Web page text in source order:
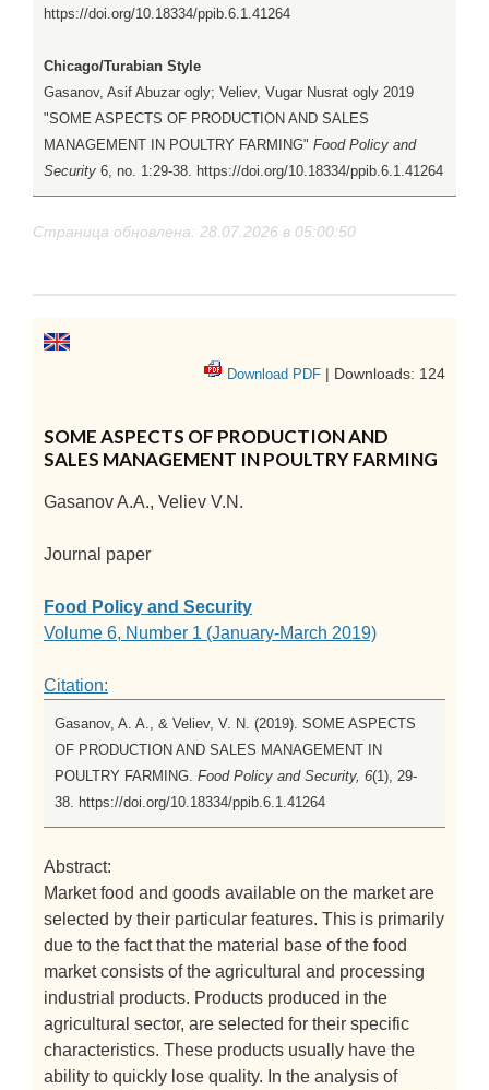
https://doi.org/10.18334/ppib.6.1.41264
Chicago/Turabian Style
Gasanov, Asif Abuzar ogly; Veliev, Vugar Nusrat ogly 2019
"SOME ASPECTS OF PRODUCTION AND SALES
MANAGEMENT IN POULTRY FARMING" Food Policy and
Security 6, no. 1:29-38. https://doi.org/10.18334/ppib.6.1.41264
Страница обновлена: 28.07.2026 в 05:00:50
Download PDF | Downloads: 124
SOME ASPECTS OF PRODUCTION AND
SALES MANAGEMENT IN POULTRY FARMING
Gasanov A.A., Veliev V.N.
Journal paper
Food Policy and Security
Volume 6, Number 1 (January-March 2019)
Citation:
Gasanov, A. A., & Veliev, V. N. (2019). SOME ASPECTS
OF PRODUCTION AND SALES MANAGEMENT IN
POULTRY FARMING. Food Policy and Security, 6(1), 29-
38. https://doi.org/10.18334/ppib.6.1.41264
Abstract:
Market food and goods available on the market are
selected by their particular features. This is primarily
due to the fact that the material base of the food
market consists of the agricultural and processing
industrial products. Products produced in the
agricultural sector, are selected for their specific
characteristics. These products usually have the
ability to quickly lose quality. In the analysis of